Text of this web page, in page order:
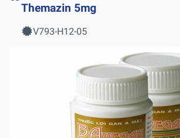
Themazin 5mg
V793-H12-05